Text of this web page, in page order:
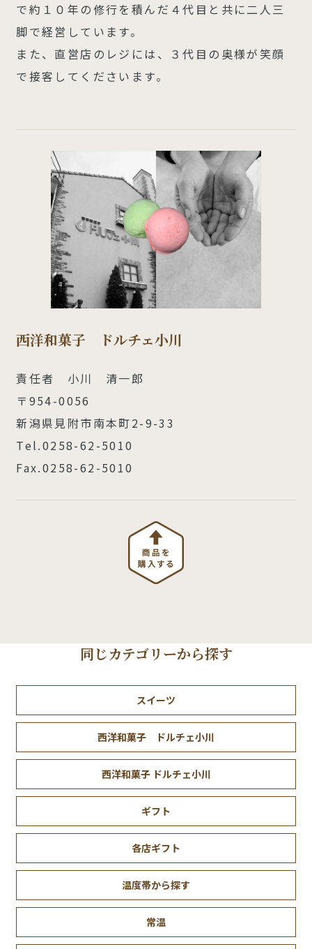
で約１０年の修行を積んだ４代目と共に二人三
脚で経営しています。
また、直営店のレジには、３代目の奥様が笑顔
で接客してくださいます。
西洋和菓子 ドルチェ小川
責任者 小川 清一郎
〒954-0056
新潟県見附市南本町2-9-33
Tel.0258-62-5010
Fax.0258-62-5010
同じカテゴリーから探す
スイーツ
西洋和菓子 ドルチェ小川
西洋和菓子 ドルチェ小川
ギフト
各店ギフト
温度帯から探す
常温